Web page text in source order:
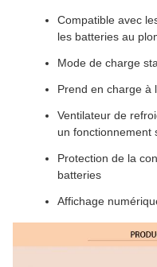
Compatible avec
les batteries au
Mode de charge
Prend en charge à
Ventilateur de
un fonctionnement
Protection de la
batteries
Affichage